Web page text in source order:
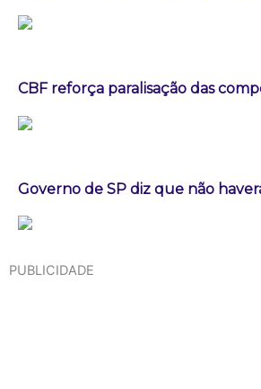
CBF reforça paralisação das
Governo de SP diz que não
PUBLICIDADE